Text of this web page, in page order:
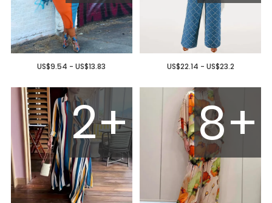
US$22.14 - US$23.2
US$9.54 - US$13.83
8+
2+